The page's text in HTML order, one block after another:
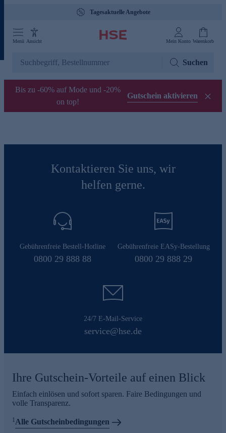
Tagesaktuelle Angebote
Menü Ansicht Mein Konto Warenkorb
Suchen
Bis zu -60% auf Mode und -20%
on top!
Gutschein aktivieren
Kontaktieren Sie uns, wir
helfen gerne.
Gebührenfreie Bestell-Hotline
0800 29 888 88
Gebührenfreie EASy-Bestellung
0800 29 888 29
24/7 E-Mail-Service
service@hse.de
Ihre Gutschein-Vorteile auf einen Blick
Einfach einlösen und sofort sparen. Faire Bedingungen und
volle Transparenz.
1Alle Gutscheinbedingungen